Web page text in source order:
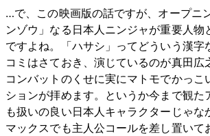
…で、この映画版の話ですが、オープニ
ンゾウ」なる日本人ニンジャが重要人物
ですよね。「ハサシ」ってどういう漢字
コミはさておき、演じているのが真田広
コンバットのくせに実にマトモでかっこ
ションが拝めます。というか今まで観た
も扱いの良い日本人キャラクターじゃな
マックスでも主人公コールを差し置いて